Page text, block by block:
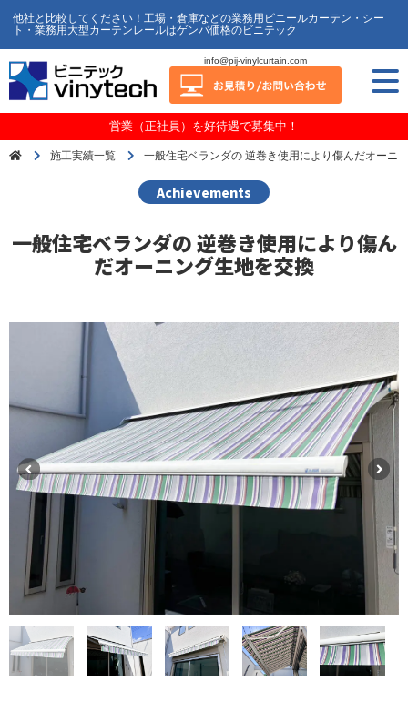
他社と比較してください！工場・倉庫などの業務用ビニールカーテン・シー
ト・業務用大型カーテンレールはゲンバ価格のビニテック
info@pij-vinylcurtain.com
営業（正社員）を好待遇で募集中！
施工実績一覧 一般住宅ベランダの 逆巻き使用により傷んだオーニ
Achievements
一般住宅ベランダの 逆巻き使用により傷ん
だオーニング生地を交換